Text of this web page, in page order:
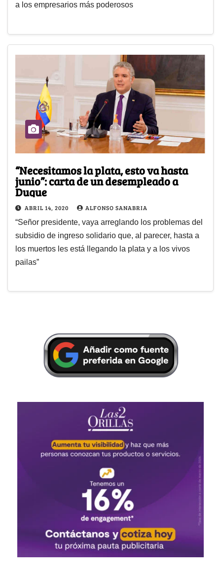
a los empresarios más poderosos
“Necesitamos la plata, esto va hasta
junio”: carta de un desempleado a
Duque
ABRIL 14, 2020 ALFONSO SANABRIA
“Señor presidente, vaya arreglando los problemas del
subsidio de ingreso solidario que, al parecer, hasta a
los muertos les está llegando la plata y a los vivos
pailas”